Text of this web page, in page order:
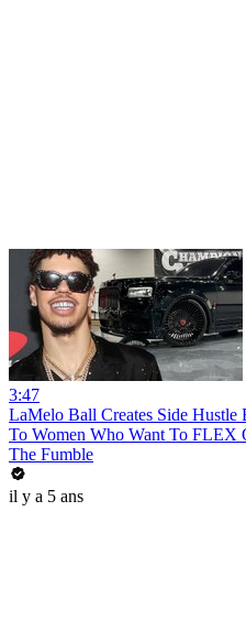
3:47
LaMelo Ball Creates Side
To Women Who Want To FLEX
The Fumble
il y a 5 ans